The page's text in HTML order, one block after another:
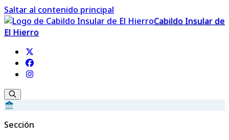
Saltar al contenido principal
Cabildo Insular de
El Hierro
Sección